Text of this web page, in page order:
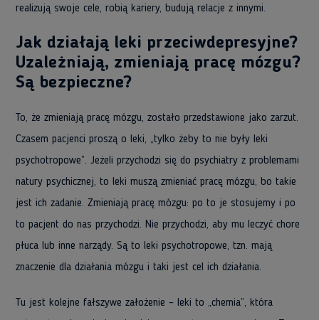
realizują swoje cele, robią kariery, budują relacje z innymi.
Jak działają leki przeciwdepresyjne?
Uzależniają, zmieniają pracę mózgu?
Są bezpieczne?
To, że zmieniają pracę mózgu, zostało przedstawione jako zarzut.
Czasem pacjenci proszą o leki, „tylko żeby to nie były leki
psychotropowe”. Jeżeli przychodzi się do psychiatry z problemami
natury psychicznej, to leki muszą zmieniać pracę mózgu, bo takie
jest ich zadanie. Zmieniają pracę mózgu: po to je stosujemy i po
to pacjent do nas przychodzi. Nie przychodzi, aby mu leczyć chore
płuca lub inne narządy. Są to leki psychotropowe, tzn. mają
znaczenie dla działania mózgu i taki jest cel ich działania.
Tu jest kolejne fałszywe założenie – leki to „chemia”, która